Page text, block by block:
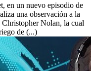
en un nuevo episodio de
una observación a la
Nolan, la cual
de (...)